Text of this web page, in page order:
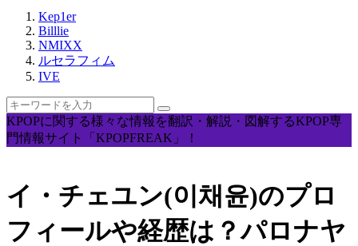
Kep1er
Billlie
NMIXX
ルセラフィム
IVE
KPOPに関する様々な情報を翻訳・解説・図解するKPOP専
門情報サイト「KPOPFREAK」！
イ・チェユン(이채윤)のプロ
フィールや経歴は？パロナヤ